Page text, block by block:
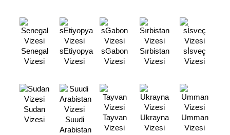
Senegal
Vizesi
sEtiyopya
Vizesi
sGabon
Vizesi
Sırbistan
Vizesi
sİsveç
Vizesi
Sudan
Vizesi
Suudi
Arabistan
Tayvan
Vizesi
Ukrayna
Vizesi
Umman
Vizesi